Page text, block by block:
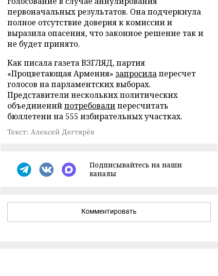
первоначальных результатов. Она подчеркнула
полное отсутствие доверия к комиссии и
выразила опасения, что законное решение так и
не будет принято.
Как писала газета ВЗГЛЯД, партия
«Процветающая Армения» запросилапересчет
голосов на парламентских выборах.
Представители нескольких политических
объединенийпотребовалипересчитать
бюллетени на 555 избирательных участках.
Текст: Алексей Дегтярёв
Подписывайтесь на наши
каналы
Комментировать